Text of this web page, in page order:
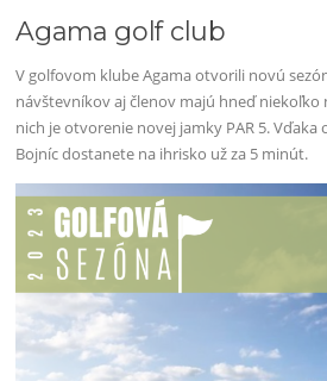
Agama golf club
V golfovom klube Agama otvorili novú
návštevníkov aj členov majú hneď niekoľko
nich je otvorenie novej jamky PAR 5.
Bojníc dostanete na ihrisko už za 5 minút.